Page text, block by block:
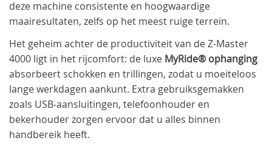
deze machine consistente en hoogwaardige
maairesultaten, zelfs op het meest ruige terrein.
Het geheim achter de productiviteit van de Z-Master
4000 ligt in het rijcomfort: de luxe MyRide® ophanging
absorbeert schokken en trillingen, zodat u moeiteloos
lange werkdagen aankunt. Extra gebruiksgemakken
zoals USB-aansluitingen, telefoonhouder en
bekerhouder zorgen ervoor dat u alles binnen
handbereik heeft.